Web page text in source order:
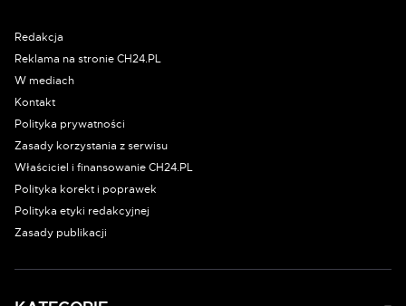
Redakcja
Reklama na stronie CH24.PL
W mediach
Kontakt
Polityka prywatności
Zasady korzystania z serwisu
Właściciel i finansowanie CH24.PL
Polityka korekt i poprawek
Polityka etyki redakcyjnej
Zasady publikacji